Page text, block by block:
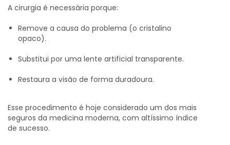
A cirurgia é necessária porque:
Remove a causa do problema (o cristalino
opaco).
Substitui por uma lente artificial transparente.
Restaura a visão de forma duradoura.
Esse procedimento é hoje considerado um dos mais
seguros da medicina moderna, com altíssimo índice
de sucesso.